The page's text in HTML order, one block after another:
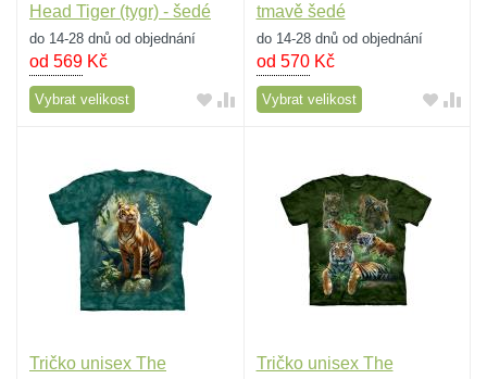
Head Tiger (tygr) - šedé
do 14-28 dnů od objednání
od 569 Kč
Vybrat velikost
tmavě šedé
do 14-28 dnů od objednání
od 570Kč
Vybrat velikost
Tričko unisex The
Tričko unisex The